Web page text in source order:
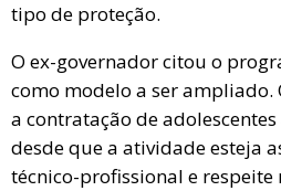
tipo de proteção.
O ex-governador citou o
como modelo a ser
a contratação de
desde que a atividade esteja
técnico-profissional e respeite